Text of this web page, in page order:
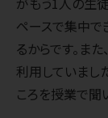
ペースで集中で
るからです。ま
利用していまし
ころを授業で聞